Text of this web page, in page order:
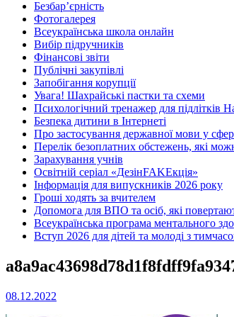
Безбар’єрність
Фотогалерея
Всеукраїнська школа онлайн
Вибір підручників
Фінансові звіти
Публічні закупівлі
Запобігання корупції
Увага! Шахрайські пастки та схеми
Психологічний тренажер для підлітків
Безпека дитини в Інтернеті
Про застосування державної мови у
Перелік безоплатних обстежень, які
Зарахування учнів
Освітній серіал «ДезінFAKEкція»
Інформація для випускників 2026 року
Гроші ходять за вчителем
Допомога для ВПО та осіб, які
Всеукраїнська програма ментального
Вступ 2026 для дітей та молоді з
08.12.2022